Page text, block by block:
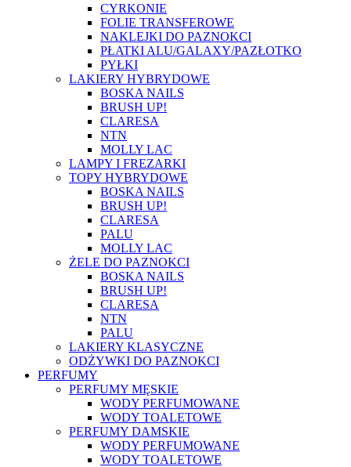
CYRKONIE
FOLIE TRANSFEROWE
NAKLEJKI DO PAZNOKCI
PŁATKI ALU/GALAXY/PAZŁOTKO
PYŁKI
LAKIERY HYBRYDOWE
BOSKA NAILS
BRUSH UP!
CLARESA
NTN
MOLLY LAC
LAMPY I FREZARKI
TOPY HYBRYDOWE
BOSKA NAILS
BRUSH UP!
CLARESA
PALU
MOLLY LAC
ŻELE DO PAZNOKCI
BOSKA NAILS
BRUSH UP!
CLARESA
NTN
PALU
LAKIERY KLASYCZNE
ODŻYWKI DO PAZNOKCI
PERFUMY
PERFUMY MĘSKIE
WODY PERFUMOWANE
WODY TOALETOWE
PERFUMY DAMSKIE
WODY PERFUMOWANE
WODY TOALETOWE